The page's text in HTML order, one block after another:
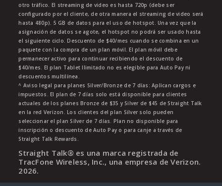
otro tráfico. El streaming de video es hasta 720p (debe ser
configurado por el cliente, de otra manera el streaming de video será
hasta 480p). 5 GB de datos para el uso de hotspot. Una vez que la
asignación de datos se agote, el hotspot no podrá ser usado hasta
el siguiente ciclo. Descuento de $40/mes cuando se combina en un
paquete con la compra de un plan móvil. El plan móvil debe
permanecer activo para continuar recibiendo el descuento de
$40/mes. El plan Tablet Ilimitado no es elegible para Auto Pay ni
descuentos multilínea.
^ Aviso legal para planes Silver/Bronze de 7 días: Aplican cargos e
impuestos. El plan de 7 días solo está disponible para clientes
actuales de los planes Bronze de $35 y Silver de $45 de Straight Talk
en la red Verizon. Los clientes del plan Silver solo pueden
seleccionar el plan Silver de 7 días. Plan no disponible para
inscripción o descuento de Auto Pay o para canje a través de
Straight Talk Rewards.
Straight Talk® es una marca registrada de
TracFone Wireless, Inc., una empresa de Verizon.
2026.